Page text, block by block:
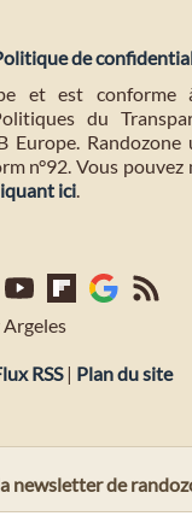
de
et est conforme
du
Europe.
n°92. Vous
ici.
RSS| Plan du site
newsletter de